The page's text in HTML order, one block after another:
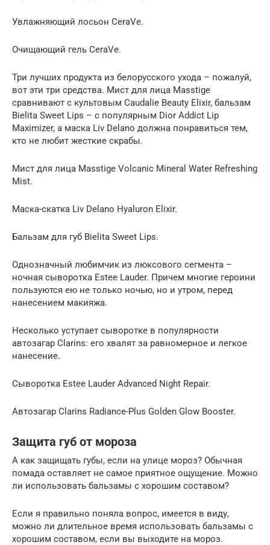
Увлажняющий лосьон CeraVe.
Очищающий гель CeraVe.
Три лучших продукта из белорусского ухода – пожалуй,
вот эти три средства. Мист для лица Masstige
сравнивают с культовым Caudalie Beauty Elixir, бальзам
Bielita Sweet Lips – c популярным Dior Addict Lip
Maximizer, а маска Liv Delano должна понравиться тем,
кто не любит жесткие скрабы.
Мист для лица Masstige Volcanic Mineral Water Refreshing
Mist.
Маска-скатка Liv Delano Hyaluron Elixir.
Бальзам для губ Bielita Sweet Lips.
Однозначный любимчик из люксового сегмента –
ночная сыворотка Estee Lauder. Причем многие героини
пользуются ею не только ночью, но и утром, перед
нанесением макияжа.
Несколько уступает сыворотке в популярности
автозагар Clarins: его хвалят за равномерное и легкое
нанесение.
Cыворотка Estee Lauder Advanced Night Repair.
Автозагар Clarins Radiance-Plus Golden Glow Booster.
Защита губ от мороза
А как защищать губы, если на улице мороз? Обычная
помада оставляет не самое приятное ощущение. Можно
ли использовать бальзамы с хорошим составом?
Если я правильно поняла вопрос, имеется в виду,
можно ли длительное время использовать бальзамы с
хорошим составом, если вы выходите на мороз.